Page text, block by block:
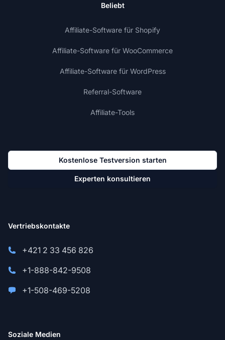
Beliebt
Affiliate-Software für Shopify
Affiliate-Software für WooCommerce
Affiliate-Software für WordPress
Referral-Software
Affiliate-Tools
Kostenlose Testversion starten
Experten konsultieren
Vertriebskontakte
+421 2 33 456 826
+1-888-842-9508
+1-508-469-5208
Soziale Medien